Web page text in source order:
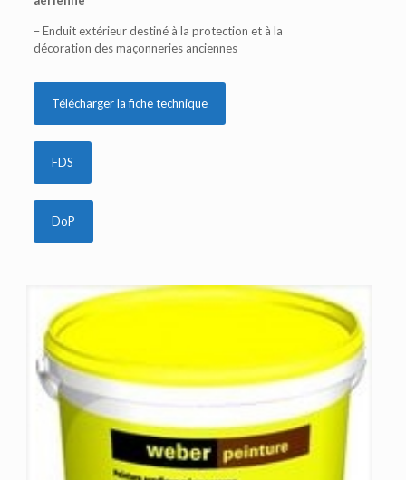
– Enduit extérieur destiné à la protection et à la
décoration des maçonneries anciennes
Télécharger la fiche technique
FDS
DoP